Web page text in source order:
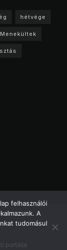
hétvége
Menekültek
portálja
felhasználói
A
tudomásul